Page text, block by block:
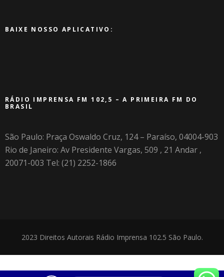
BAIXE NOSSO APLICATIVO:
RÁDIO IMPRENSA FM 102,5 – A PRIMEIRA FM DO
BRASIL
São Paulo: Praça Oswaldo Cruz, 124 – Paraíso, 04004-903
Rio de Janeiro: Av Presidente Vargas, 509 , 21 Andar ,
20071-003 Tel: (21) 2252-1866
2023 Direitos Autorais Rádio Imprensa 102.5 São Paulo.